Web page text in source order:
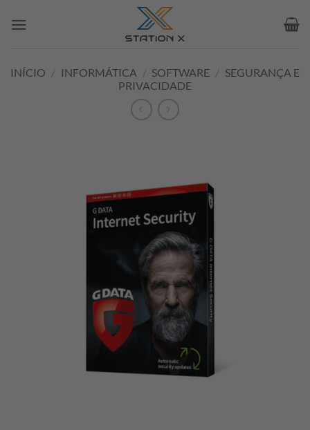
INÍCIO / INFORMÁTICA / SOFTWARE / SEGURANÇA E
PRIVACIDADE